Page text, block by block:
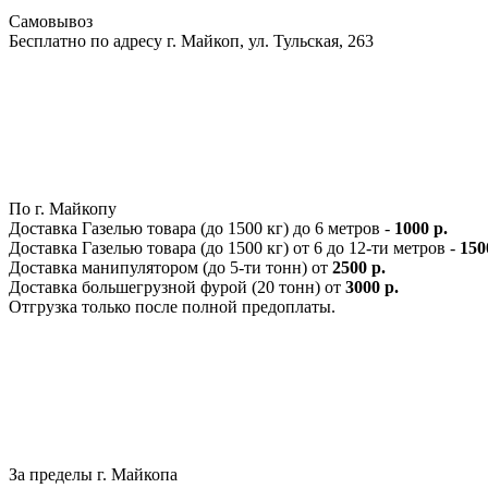
Самовывоз
Бесплатно по адресу г. Майкоп, ул. Тульская, 263
По г. Майкопу
Доставка Газелью товара (до 1500 кг) до 6 метров - 1000 р.
Доставка Газелью товара (до 1500 кг) от 6 до 12-ти метров -
Доставка манипулятором (до 5-ти тонн) от 2500 р.
Доставка большегрузной фурой (20 тонн) от 3000 р.
Отгрузка только после полной предоплаты.
За пределы г. Майкопа